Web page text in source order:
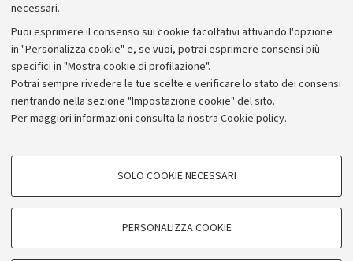
necessari.
Puoi esprimere il consenso sui cookie facoltativi attivando l'opzione
in "Personalizza cookie" e, se vuoi, potrai esprimere consensi più
specifici in "Mostra cookie di profilazione".
Potrai sempre rivedere le tue scelte e verificare lo stato dei consensi
rientrando nella sezione "Impostazione cookie" del sito.
Per maggiori informazioni consulta la nostra Cookie policy.
COOKIE DI PROFILAZIONE - FACOLTATIVI
SOLO COOKIE NECESSARI
PERSONALIZZA COOKIE
Bandi, gare e concorsi
Albo online
Amministrazione trasparente
Atti di notifica
Informazioni sul sito e accessibilità
Dichiarazione di accessibilità
Privacy e note legali
Impostazioni Cookie